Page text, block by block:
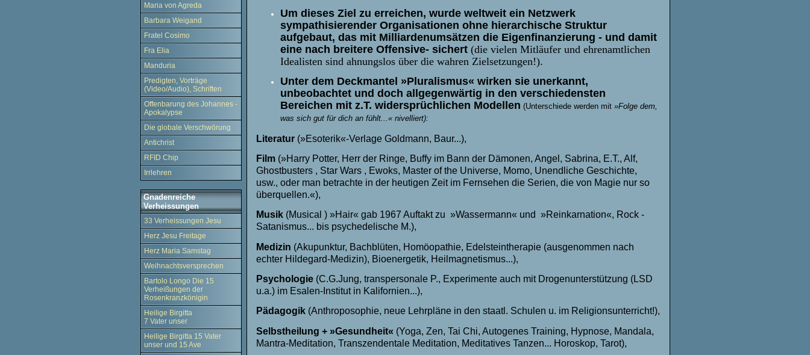
Maria von Agreda
Barbara Weigand
Fratel Cosimo
Fra Elia
Manduria
Predigten, Vorträge
(Video/Audio), Schriften
Offenbarung des Johannes -
Apokalypse
Die globale Verschwörung
Antichrist
RFID Chip
Irrlehren
Gnadenreiche
Verheissungen
33 Verheissungen Jesu
Herz Jesu Freitage
Herz Maria Samstag
Weihnachtsversprechen
Bartolo Longo Die 15
Verheißungen der
Rosenkranzkönigin
Heilige Birgitta
7 Vater unser
Heilige Birgitta 15 Vater
unser und 15 Ave
Um dieses Ziel zu erreichen, wurde weltweit ein Netzwerk
sympathisierender Organisationen ohne hierarchische Struktur
aufgebaut, das mit Milliardenumsätzen die Eigenfinanzierung - und damit
eine nach breitere Offensive- sichert (die vielen Mitläufer und ehrenamtlichen
Idealisten sind ahnungslos über die wahren Zielsetzungen!).
Unter dem Deckmantel »Pluralismus« wirken sie unerkannt,
unbeobachtet und doch allgegenwärtig in den verschiedensten
Bereichen mit z.T. widersprüchlichen Modellen (Unterschiede werden mit »Folge dem,
was sich gut für dich an fühlt...« nivelliert):
Literatur (»Esoterik«-Verlage Goldmann, Baur...),
Film (»Harry Potter, Herr der Ringe, Buffy im Bann der Dämonen, Angel, Sabrina, E.T., Alf,
Ghostbusters , Star Wars , Ewoks, Master of the Universe, Momo, Unendliche Geschichte,
usw., oder man betrachte in der heutigen Zeit im Fernsehen die Serien, die von Magie nur so
überquellen.«),
Musik (Musical ) »Hair« gab 1967 Auftakt zu »Wassermann« und »Reinkarnation«, Rock -
Satanismus... bis psychedelische M.),
Medizin (Akupunktur, Bachblüten, Homöopathie, Edelsteintherapie (ausgenommen nach
echter Hildegard-Medizin), Bioenergetik, Heilmagnetismus...),
Psychologie (C.G.Jung, transpersonale P., Experimente auch mit Drogenunterstützung (LSD
u.a.) im Esalen-Institut in Kalifornien...),
Pädagogik (Anthroposophie, neue Lehrpläne in den staatl. Schulen u. im Religionsunterricht!),
Selbstheilung + »Gesundheit« (Yoga, Zen, Tai Chi, Autogenes Training, Hypnose, Mandala,
Mantra-Meditation, Transzendentale Meditation, Meditatives Tanzen... Horoskop, Tarot),